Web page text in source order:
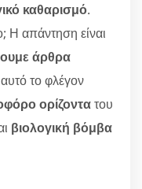
καθαρισμό.
Η απάντηση είναι
άρθρα
το φλέγον
ορίζοντατου
βιολογική βόμβα